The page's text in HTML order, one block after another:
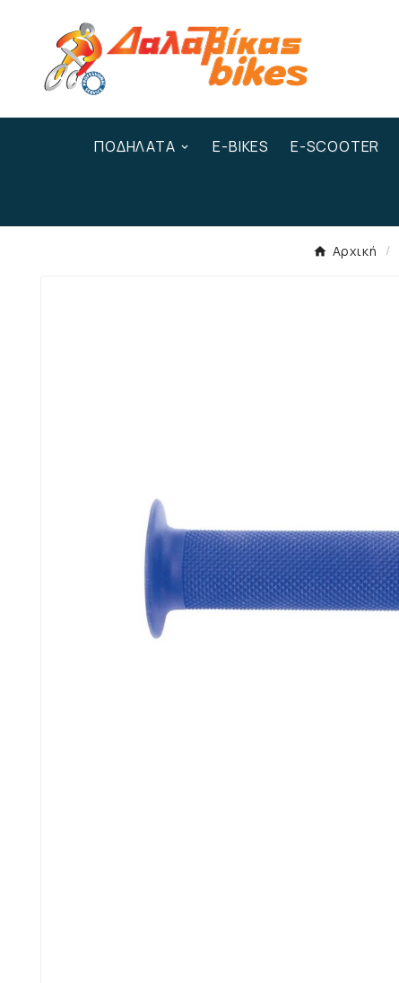
ΠΟΔΉΛΑΤΑ E-BIKES E-SCOOTER
Αρχική